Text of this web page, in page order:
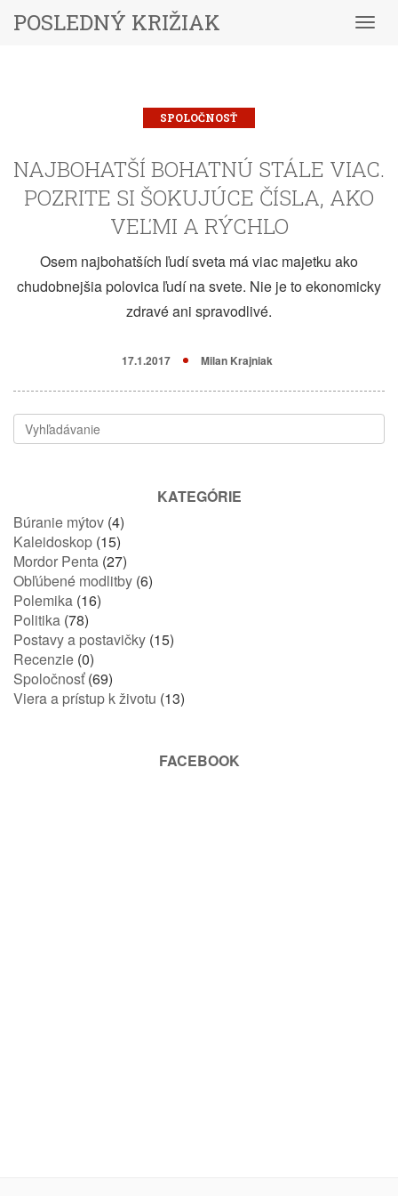
Menu
POSLEDNÝ KRIŽIAK
SPOLOČNOSŤ
NAJBOHATŠÍ BOHATNÚ STÁLE VIAC.
POZRITE SI ŠOKUJÚCE ČÍSLA, AKO
VEĽMI A RÝCHLO
Osem najbohatších ľudí sveta má viac majetku ako
chudobnejšia polovica ľudí na svete. Nie je to ekonomicky
zdravé ani spravodlivé.
17.1.2017 Milan Krajniak
KATEGÓRIE
Búranie mýtov (4)
Kaleidoskop (15)
Mordor Penta (27)
Obľúbené modlitby (6)
Polemika (16)
Politika (78)
Postavy a postavičky (15)
Recenzie (0)
Spoločnosť(69)
Viera a prístup k životu (13)
FACEBOOK